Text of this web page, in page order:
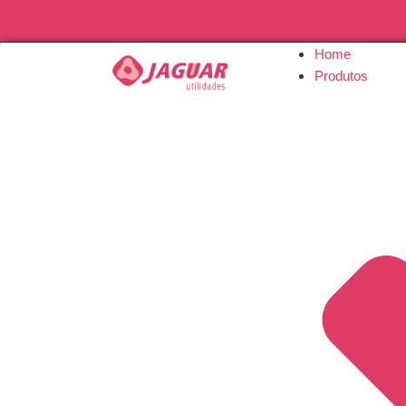
Home
Produtos